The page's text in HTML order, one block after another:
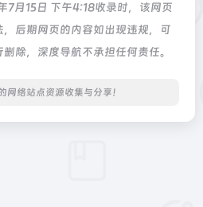
7月15日 下午4:18收录时，该网页
，后期网页的内容如出现违规，可
除，深度导航不承担任何责任。
网络站点资源收集与分享！